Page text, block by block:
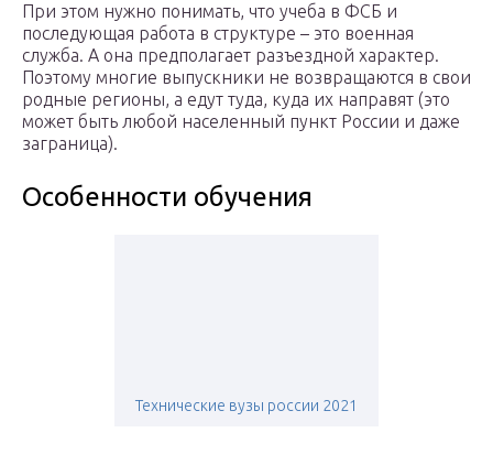
При этом нужно понимать, что учеба в ФСБ и
последующая работа в структуре – это военная
служба. А она предполагает разъездной характер.
Поэтому многие выпускники не возвращаются в свои
родные регионы, а едут туда, куда их направят (это
может быть любой населенный пункт России и даже
заграница).
Особенности обучения
Технические вузы россии 2021